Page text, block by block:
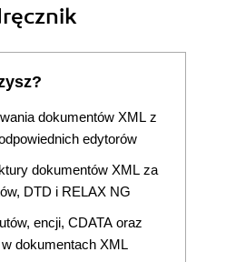
dokumentów XML z
edytorów
dokumentów XML za
DTD i RELAX NG
encji, CDATA oraz
dokumentach XML